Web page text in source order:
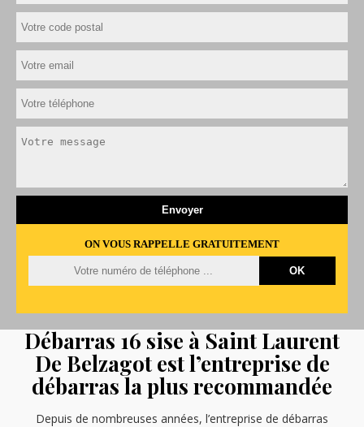
ON VOUS RAPPELLE GRATUITEMENT
Débarras 16 sise à Saint Laurent
De Belzagot est l’entreprise de
débarras la plus recommandée
Depuis de nombreuses années, l’entreprise de débarras